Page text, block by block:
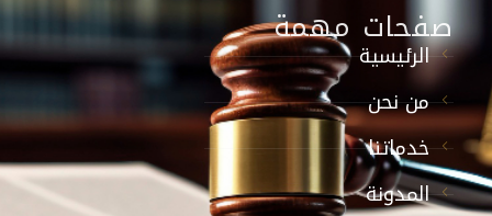
صفحات مهمة
الرئيسية
من نحن
خدماتنا
المدونة